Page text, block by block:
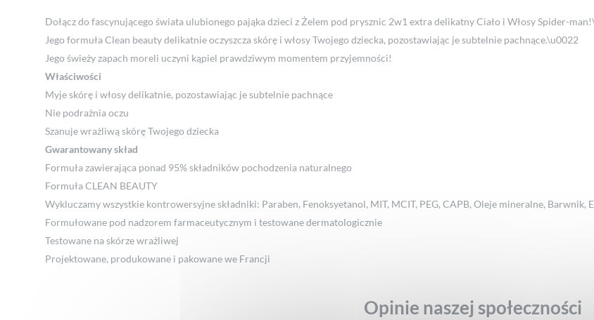
Dołącz do fascynującego świata ulubionego pająka dzieci z Żelem pod prysznic 2w1 extra delikatny Ciało i Włosy Spider-
Jego formuła Clean beauty delikatnie oczyszcza skórę i włosy Twojego dziecka, pozostawiając je subtelnie pachnące.\u0022
Jego świeży zapach moreli uczyni kąpiel prawdziwym momentem przyjemności!
Właściwości
Myje skórę i włosy delikatnie, pozostawiając je subtelnie pachnące
Nie podrażnia oczu
Szanuje wrażliwą skórę Twojego dziecka
Gwarantowany skład
Formuła zawierająca ponad 95% składników pochodzenia naturalnego
Formuła CLEAN BEAUTY
Wykluczamy wszystkie kontrowersyjne składniki: Paraben, Fenoksyetanol, MIT, MCIT, PEG, CAPB, Oleje mineralne, Barwnik,
Formułowane pod nadzorem farmaceutycznym i testowane dermatologicznie
Testowane na skórze wrażliwej
Projektowane, produkowane i pakowane we Francji
Opinie naszej społeczności